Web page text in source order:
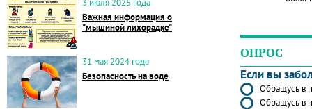
3 июля 2025 года
Важная информация о
"мышиной лихорадке"
31 мая 2024 года
Безопасность на воде
ОПРОС
Если вы
Обращусь в
Обращусь в